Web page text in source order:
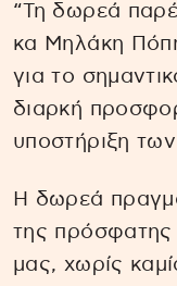
“Τη δωρεά
κα Μηλάκη
για το
διαρκή
υποστήριξη
Η δωρεά
της
μας, χωρίς